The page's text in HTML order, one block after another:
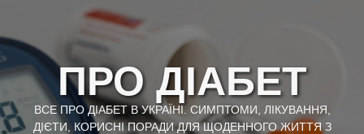
content
ПРО ДІАБЕТ
ВСЕ ПРО ДІАБЕТ В УКРАЇНІ. СИМПТОМИ, ЛІКУВАННЯ,
ДІЄТИ, КОРИСНІ ПОРАДИ ДЛЯ ЩОДЕННОГО ЖИТТЯ З